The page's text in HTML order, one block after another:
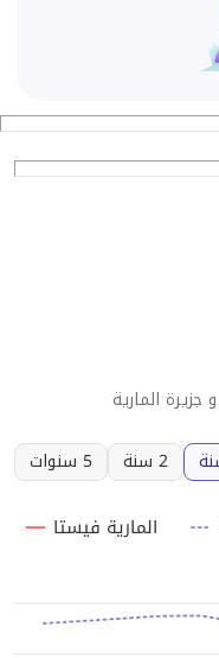
2 سنة 5 سنوات
المارية فيستا